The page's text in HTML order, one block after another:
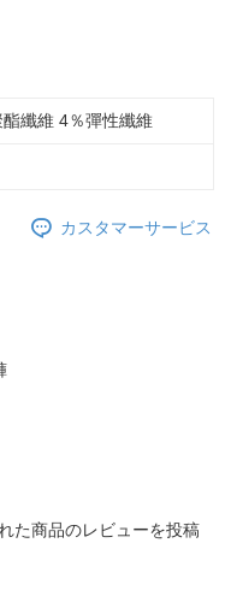
纖維 4％彈性纖維
カスタマーサービス
た商品のレビューを投稿